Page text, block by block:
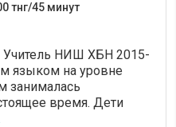
тнг/45 минут
Учитель НИШ ХБН 2015-
языком на уровне
занималась
время. Дети